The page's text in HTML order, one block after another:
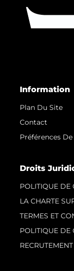
Information
Plan Du Site
Contact
Préférences
Droits
POLITIQUE DE
LA CHARTE
TERMES ET
POLITIQUE DE
RECRUTEMENT